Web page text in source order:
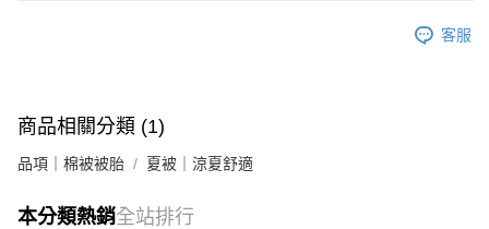
客服
商品相關分類 (1)
品項｜棉被被胎 夏被｜涼夏舒適
本分類熱銷全站排行